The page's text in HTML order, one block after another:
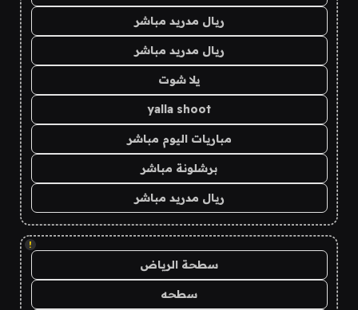
ريال مدريد مباشر
ريال مدريد مباشر
يلا شوت
yalla shoot
مباريات اليوم مباشر
برشلونة مباشر
ريال مدريد مباشر
!
سطحة الرياض
سطحه